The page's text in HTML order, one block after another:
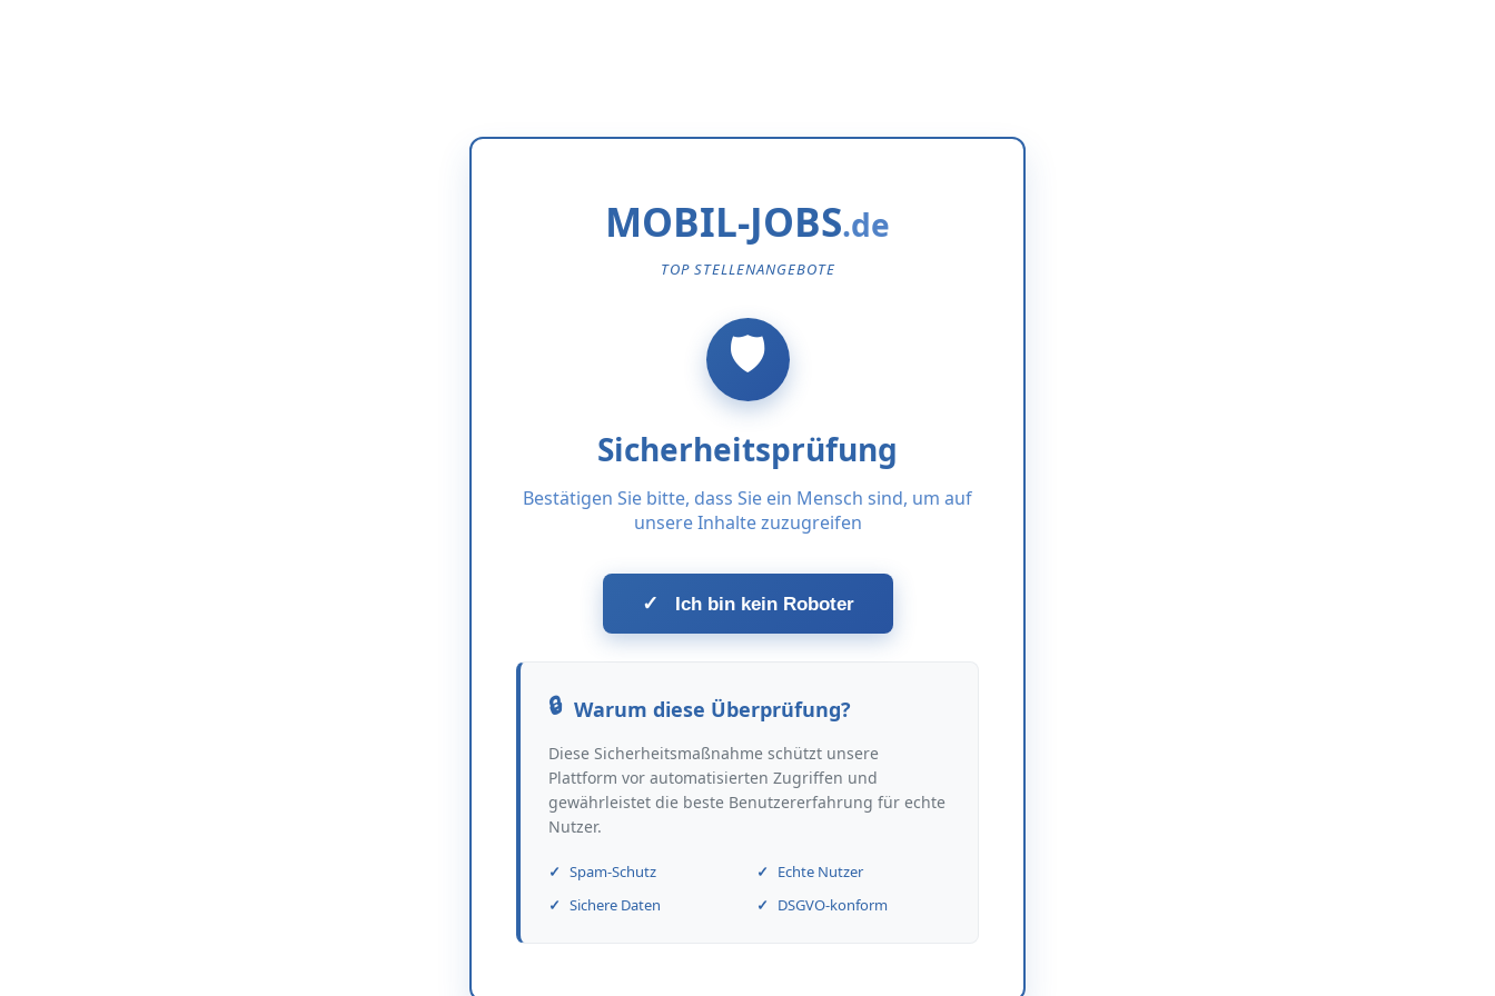
MOBIL-JOBS
TOP STELLENANGEBOTE
Sicherheitsprüfung
Bestätigen Sie bitte, dass Sie ein Mensch sind, um auf
unsere Inhalte zuzugreifen
✓ Ich bin kein Roboter
Warum diese Überprüfung?
Diese Sicherheitsmaßnahme schützt unsere
Plattform vor automatisierten Zugriffen und
gewährleistet die beste Benutzererfahrung für echte
Nutzer.
Spam-Schutz
Echte Nutzer
Sichere Daten
DSGVO-konform